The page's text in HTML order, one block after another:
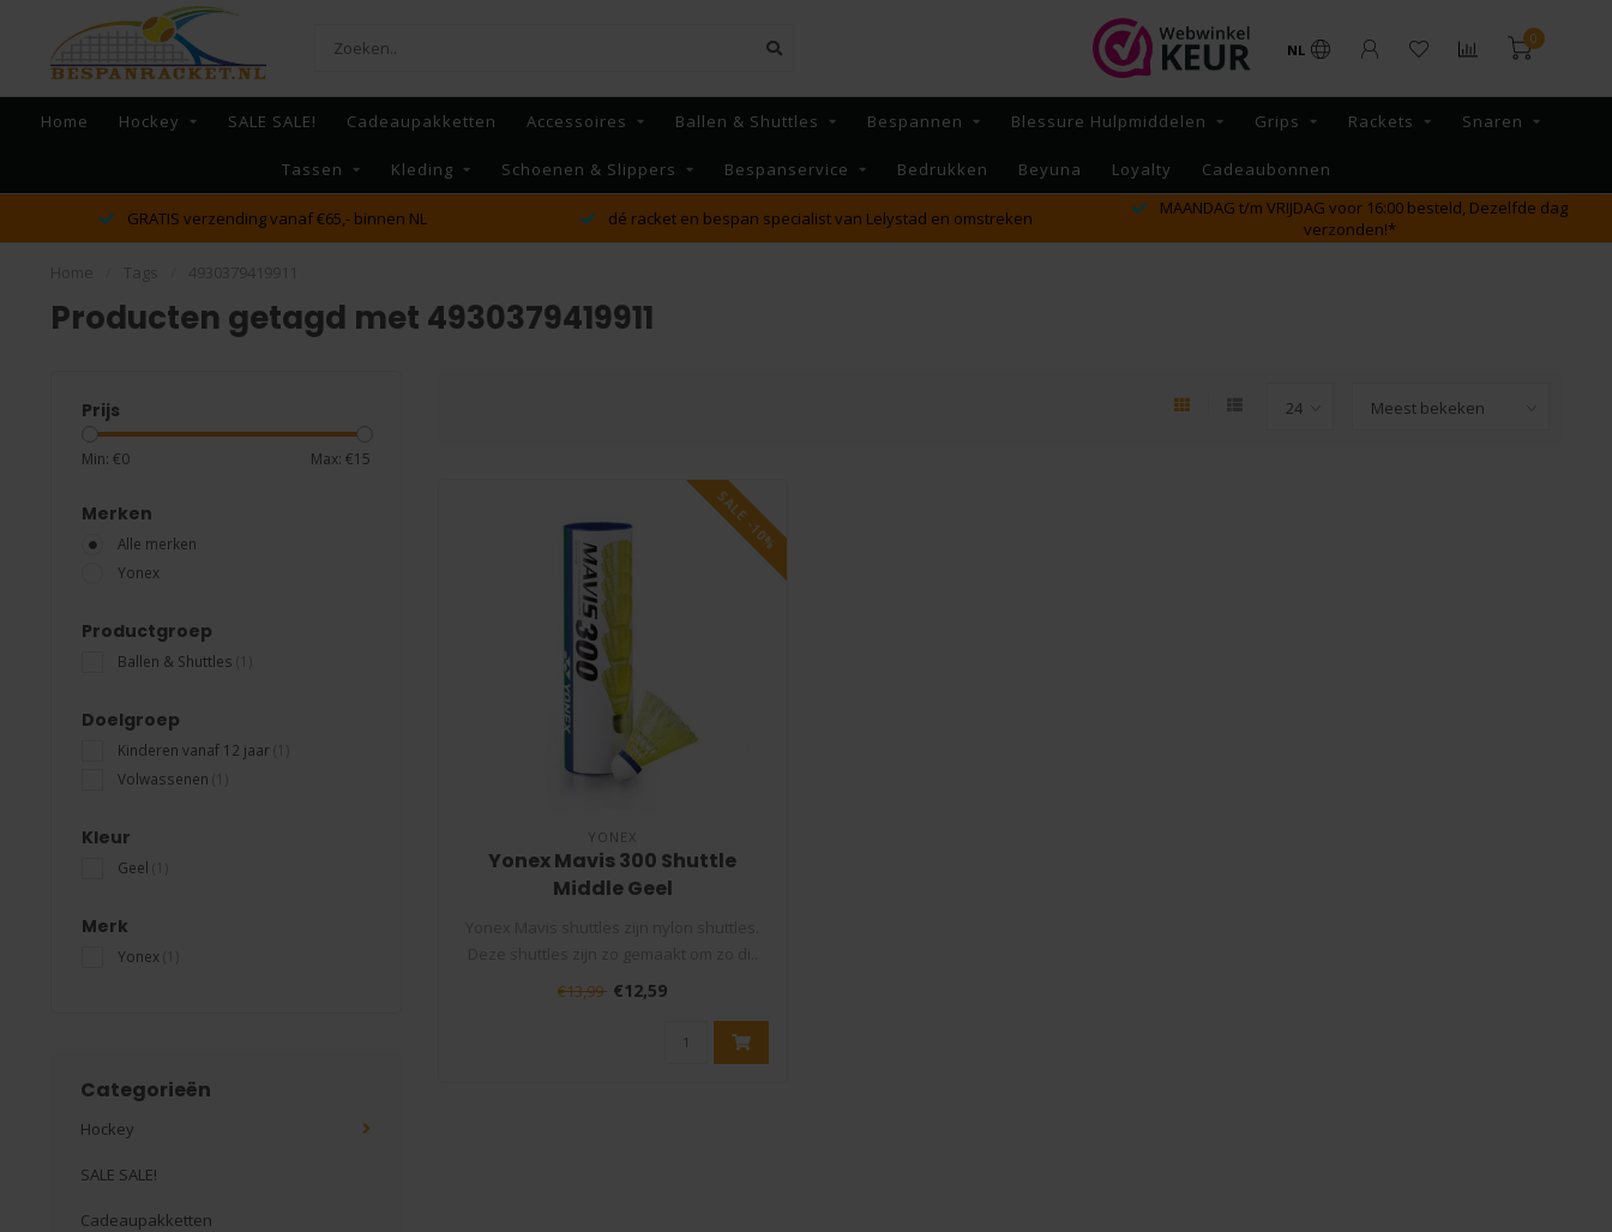
NL
0
Home Hockey SALE SALE! Cadeaupakketten Accessoires Ballen & Shuttles Bespannen Blessure Hulpmiddelen Grips Rackets Snaren
Tassen Kleding Schoenen & Slippers Bespanservice Bedrukken Beyuna Loyalty Cadeaubonnen
GRATIS verzending vanaf €65,- binnen NL dé racket en bespan specialist van Lelystad en omstreken
MAANDAG t/m VRIJDAG voor 16:00 besteld, Dezelfde dag
verzonden!*
Producten getagd met 4930379419911
Prijs
Min: €0 Max: €15
Merken
Alle merken
Yonex
Productgroep
Ballen & Shuttles
Doelgroep
Kinderen vanaf 12 jaar
Volwassenen
Kleur
Geel
Merk
Yonex
Categorieën
Hockey
SALE SALE!
Cadeaupakketten
SALE -10%
YONEX
Yonex Mavis 300 Shuttle
Middle Geel
€13,99 €12,59